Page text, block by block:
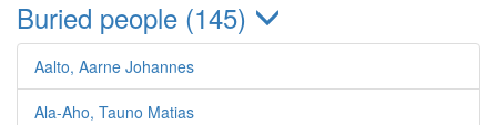
Buried people (145)
Aalto, Aarne Johannes
Ala-Aho, Tauno Matias